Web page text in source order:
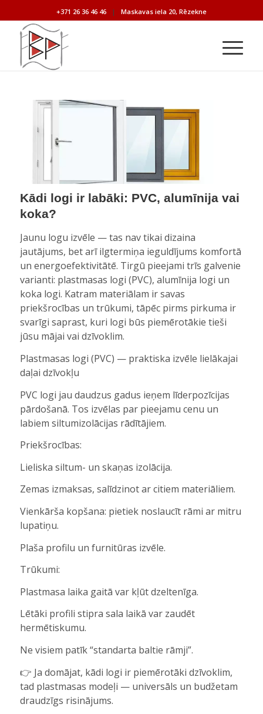
+371 26 36 46 46| Maskavas iela 20, Rēzekne
Kādi logi ir labāki: PVC, alumīnija vai
koka?
Jaunu logu izvēle — tas nav tikai dizaina
jautājums, bet arī ilgtermiņa ieguldījums komfortā
un energoefektivitātē. Tirgū pieejami trīs galvenie
varianti: plastmasas logi (PVC), alumīnija logi un
koka logi. Katram materiālam ir savas
priekšrocības un trūkumi, tāpēc pirms pirkuma ir
svarīgi saprast, kuri logi būs piemērotākie tieši
jūsu mājai vai dzīvoklim.
Plastmasas logi (PVC) — praktiska izvēle lielākajai
daļai dzīvokļu
PVC logi jau daudzus gadus ieņem līderpozīcijas
pārdošanā. Tos izvēlas par pieejamu cenu un
labiem siltumizolācijas rādītājiem.
Priekšrocības:
Lieliska siltum- un skaņas izolācija.
Zemas izmaksas, salīdzinot ar citiem materiāliem.
Vienkārša kopšana: pietiek noslaucīt rāmi ar mitru
lupatiņu.
Plaša profilu un furnitūras izvēle.
Trūkumi:
Plastmasa laika gaitā var kļūt dzeltenīga.
Lētāki profili stipra sala laikā var zaudēt
hermētiskumu.
Ne visiem patīk “standarta baltie rāmji”.
👉 Ja domājat, kādi logi ir piemērotāki dzīvoklim,
tad plastmasas modeļi — universāls un budžetam
draudzīgs risinājums.